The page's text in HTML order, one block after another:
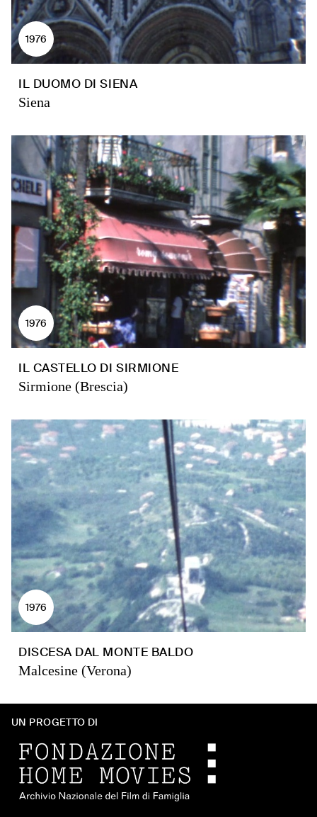
1976
IL DUOMO DI SIENA
Siena
1976
IL CASTELLO DI SIRMIONE
Sirmione (Brescia)
1976
DISCESA DAL MONTE BALDO
Malcesine (Verona)
UN PROGETTO DI